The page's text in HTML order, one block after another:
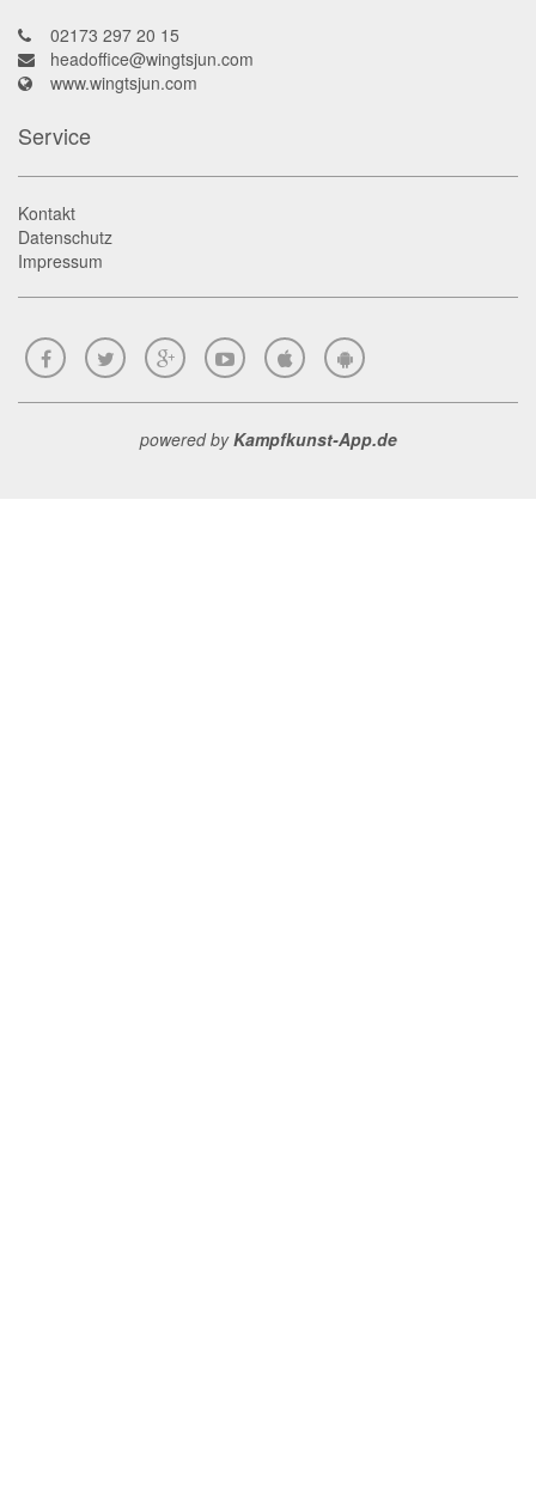
02173 297 20 15
headoffice@wingtsjun.com
www.wingtsjun.com
Service
Kontakt
Datenschutz
Impressum
powered byKampfkunst-App.de